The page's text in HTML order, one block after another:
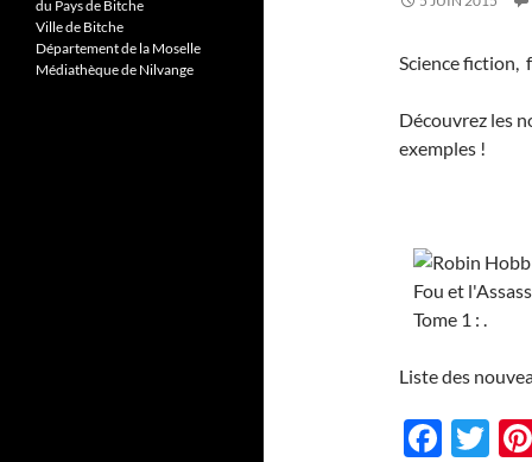
Science fiction,
Découvrez les
exemples !
Liste des
F
T
du Pays de Bitche
Ville de Bitche
Département de la Moselle
Médiathèque de Nilvange